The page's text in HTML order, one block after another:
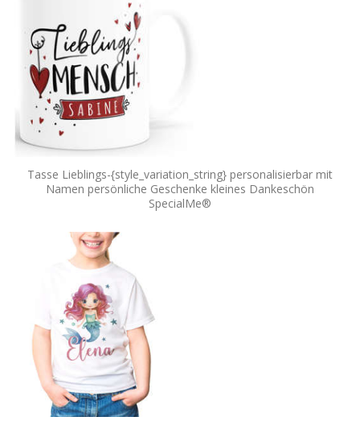
Tasse Lieblings-{style_variation_string} personalisierbar mit
Namen persönliche Geschenke kleines Dankeschön
SpecialMe®